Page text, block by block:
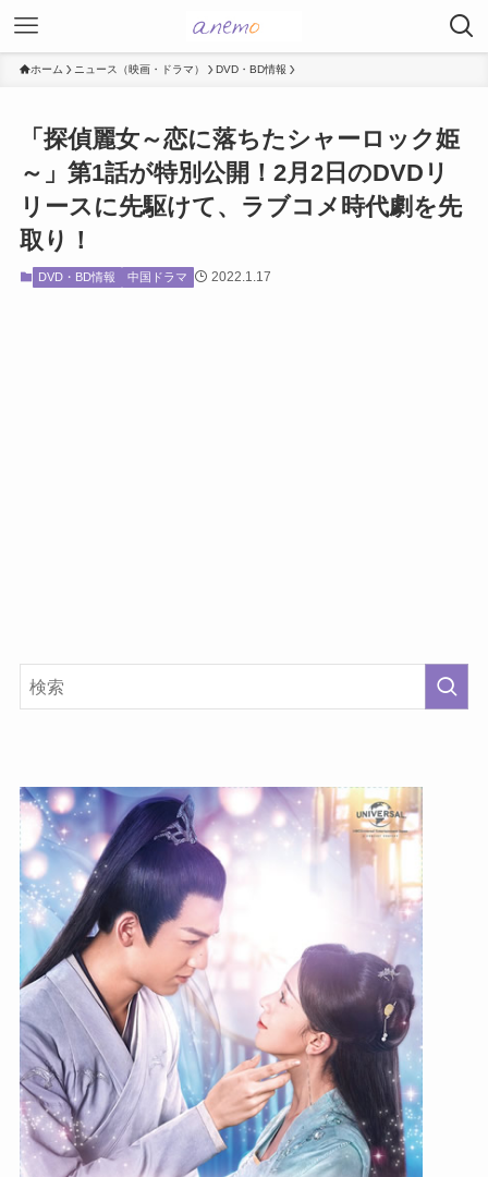
ホーム ニュース（映画・ドラマ） DVD・BD情報
「探偵麗女～恋に落ちたシャーロック姫
～」第1話が特別公開！2月2日のDVDリ
リースに先駆けて、ラブコメ時代劇を先
取り！
DVD・BD情報 中国ドラマ 2022.1.17